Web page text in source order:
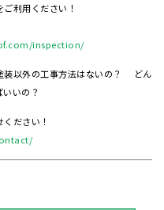
利用ください！
inspection/
装以外の工事方法はないの？ どん
いの？
ださい！